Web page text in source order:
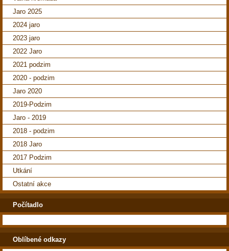
Jaro 2025
2024 jaro
2023 jaro
2022 Jaro
2021 podzim
2020 - podzim
Jaro 2020
2019-Podzim
Jaro - 2019
2018 - podzim
2018 Jaro
2017 Podzim
Utkání
Ostatní akce
Počítadlo
Oblíbené odkazy